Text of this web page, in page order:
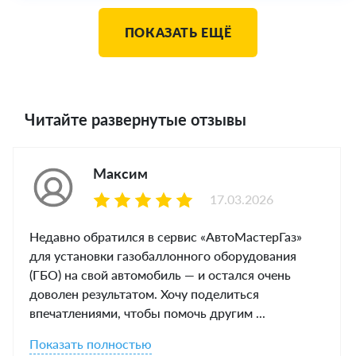
ПОКАЗАТЬ ЕЩЁ
Читайте развернутые отзывы
Максим
Недавно обратился в сервис «АвтоМастерГаз»
для установки газобаллонного оборудования
(ГБО) на свой автомобиль — и остался очень
доволен результатом. Хочу поделиться
впечатлениями, чтобы помочь другим ...
Показать полностью
17.03.2026